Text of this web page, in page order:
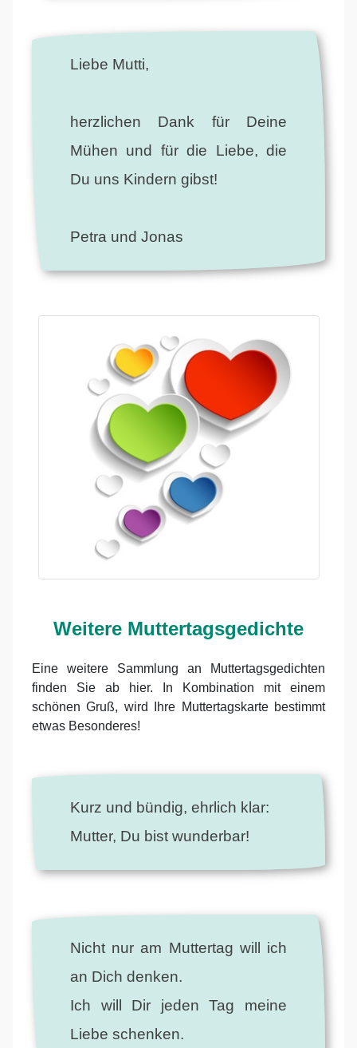
Liebe Mutti,
herzlichen Dank für Deine
Mühen und für die Liebe, die
Du uns Kindern gibst!
Petra und Jonas
Weitere Muttertagsgedichte
Eine weitere Sammlung an Muttertagsgedichten
finden Sie ab hier. In Kombination mit einem
schönen Gruß, wird Ihre Muttertagskarte bestimmt
etwas Besonderes!
Kurz und bündig, ehrlich klar:
Mutter, Du bist wunderbar!
Nicht nur am Muttertag will ich
an Dich denken.
Ich will Dir jeden Tag meine
Liebe schenken.